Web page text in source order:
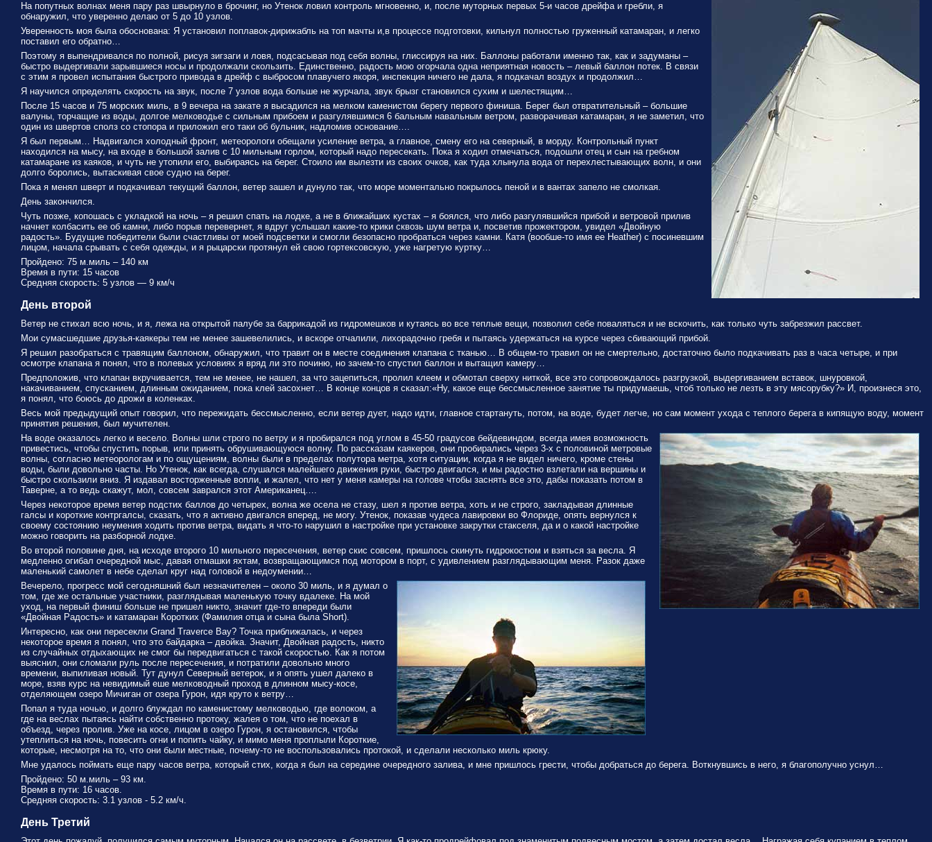
На попутных волнах меня пару раз швырнуло в брочинг, но Утенок ловил контроль мгновенно, и, после муторных первых 5-и часов дрейфа и гребли, я
обнаружил, что уверенно делаю от 5 до 10 узлов.
Уверенность моя была обоснована: Я установил поплавок-дирижабль на топ мачты и,в процессе подготовки, кильнул полностью груженный катамаран, и легко
поставил его обратно…
Поэтому я выпендривался по полной, рисуя зигзаги и ловя, подсасывая под себя волны, глиссируя на них. Баллоны работали именно так, как и задуманы –
быстро выдергивали зарывшиеся носы и продолжали скользить. Единственно, радость мою огорчала одна неприятная новость – левый баллон потек. В связи
с этим я провел испытания быстрого привода в дрейф с выбросом плавучего якоря, инспекция ничего не дала, я подкачал воздух и продолжил…
Я научился определять скорость на звук, после 7 узлов вода больше не журчала, звук брызг становился сухим и шелестящим…
После 15 часов и 75 морских миль, в 9 вечера на закате я высадился на мелком каменистом берегу первого финиша. Берег был отвратительный – большие
валуны, торчащие из воды, долгое мелководье с сильным прибоем и разгулявшимся 6 бальным навальным ветром, разворачивая катамаран, я не заметил, что
один из швертов сполз со стопора и приложил его таки об бульник, надломив основание….
Я был первым… Надвигался холодный фронт, метеорологи обещали усиление ветра, а главное, смену его на северный, в морду. Контрольный пункт
находился на мысу, на входе в большой залив с 10 мильным горлом, который надо пересекать. Пока я ходил отмечаться, подошли отец и сын на гребном
катамаране из каяков, и чуть не утопили его, выбираясь на берег. Стоило им вылезти из своих очков, как туда хлынула вода от перехлестывающих волн, и они
долго боролись, вытаскивая свое судно на берег.
Пока я менял шверт и подкачивал текущий баллон, ветер зашел и дунуло так, что море моментально покрылось пеной и в вантах запело не смолкая.
День закончился.
Чуть позже, копошась с укладкой на ночь – я решил спать на лодке, а не в ближайших кустах – я боялся, что либо разгулявшийся прибой и ветровой прилив
начнет колбасить ее об камни, либо порыв перевернет, я вдруг услышал какие-то крики сквозь шум ветра и, посветив прожектором, увидел «Двойную
радость». Будущие победители были счастливы от моей подсветки и смогли безопасно пробраться через камни. Катя (вообше-то имя ее Heather) с посиневшим
лицом, начала срывать с себя одежды, и я рыцарски протянул ей свою гортексовскую, уже нагретую куртку…
Пройдено: 75 м.миль – 140 км
Время в пути: 15 часов
Средняя скорость: 5 узлов — 9 км/ч
День второй
Ветер не стихал всю ночь, и я, лежа на открытой палубе за баррикадой из гидромешков и кутаясь во все теплые вещи, позволил себе поваляться и не вскочить, как только чуть забрезжил рассвет.
Мои сумасшедшие друзья-каякеры тем не менее зашевелились, и вскоре отчалили, лихорадочно гребя и пытаясь удержаться на курсе через сбивающий прибой.
Я решил разобраться с травящим баллоном, обнаружил, что травит он в месте соединения клапана с тканью… В общем-то травил он не смертельно, достаточно было подкачивать раз в часа четыре, и при
осмотре клапана я понял, что в полевых условиях я вряд ли это починю, но зачем-то спустил баллон и вытащил камеру…
Предположив, что клапан вкручивается, тем не менее, не нашел, за что зацепиться, пролил клеем и обмотал сверху ниткой, все это сопровождалось разгрузкой, выдергиванием вставок, шнуровкой,
накачиванием, спусканием, длинным ожиданием, пока клей засохнет… В конце концов я сказал:«Ну, какое еще бессмысленное занятие ты придумаешь, чтоб только не лезть в эту мясорубку?» И, произнеся это,
я понял, что боюсь до дрожи в коленках.
Весь мой предыдущий опыт говорил, что пережидать бессмысленно, если ветер дует, надо идти, главное стартануть, потом, на воде, будет легче, но сам момент ухода с теплого берега в кипящую воду, момент
принятия решения, был мучителен.
На воде оказалось легко и весело. Волны шли строго по ветру и я пробирался под углом в 45-50 градусов бейдевиндом, всегда имея возможность
привестись, чтобы спустить порыв, или принять обрушивающуюся волну. По рассказам каякеров, они пробирались через 3-х с половиной метровые
волны, согласно метеорологам и по ощущениям, волны были в пределах полутора метра, хотя ситуации, когда я не видел ничего, кроме стены
воды, были довольно часты. Но Утенок, как всегда, слушался малейшего движения руки, быстро двигался, и мы радостно взлетали на вершины и
быстро скользили вниз. Я издавал восторженные вопли, и жалел, что нет у меня камеры на голове чтобы заснять все это, дабы показать потом в
Таверне, а то ведь скажут, мол, совсем заврался этот Американец….
Через некоторое время ветер подстих баллов до четырех, волна же осела не стазу, шел я против ветра, хоть и не строго, закладывая длинные
галсы и короткие контргалсы, сказать, что я активно двигался вперед, не могу. Утенок, показав чудеса лавировки во Флориде, опять вернулся к
своему состоянию неумения ходить против ветра, видать я что-то нарушил в настройке при установке закрутки стакселя, да и о какой настройке
можно говорить на разборной лодке.
Во второй половине дня, на исходе второго 10 мильного пересечения, ветер скис совсем, пришлось скинуть гидрокостюм и взяться за весла. Я
медленно огибал очередной мыс, давая отмашки яхтам, возвращающимся под мотором в порт, с удивлением разглядывающим меня. Разок даже
маленький самолет в небе сделал круг над головой в недоумении…
Вечерело, прогресс мой сегодняшний был незначителен – около 30 миль, и я думал о
том, где же остальные участники, разглядывая маленькую точку вдалеке. На мой
уход, на первый финиш больше не пришел никто, значит где-то впереди были
«Двойная Радость» и катамаран Коротких (Фамилия отца и сына была Short).
Интересно, как они пересекли Grand Traverce Bay? Точка приближалась, и через
некоторое время я понял, что это байдарка – двойка. Значит, Двойная радость, никто
из случайных отдыхающих не смог бы передвигаться с такой скоростью. Как я потом
выяснил, они сломали руль после пересечения, и потратили довольно много
времени, выпиливая новый. Тут дунул Северный ветерок, и я опять ушел далеко в
море, взяв курс на невидимый еше мелководный проход в длинном мысу-косе,
отделяющем озеро Мичиган от озера Гурон, идя круто к ветру…
Попал я туда ночью, и долго блуждал по каменистому мелководью, где волоком, а
где на веслах пытаясь найти собственно протоку, жалея о том, что не поехал в
объезд, через пролив. Уже на косе, лицом в озеро Гурон, я остановился, чтобы
утеплиться на ночь, повесить огни и попить чайку, и мимо меня проплыли Короткие,
которые, несмотря на то, что они были местные, почему-то не воспользовались протокой, и сделали несколько миль крюку.
Мне удалось поймать еще пару часов ветра, который стих, когда я был на середине очередного залива, и мне пришлось грести, чтобы добраться до берега. Воткнувшись в него, я благополучно уснул…
Пройдено: 50 м.миль – 93 км.
Время в пути: 16 часов.
Средняя скорость: 3.1 узлов - 5.2 км/ч.
День Третий